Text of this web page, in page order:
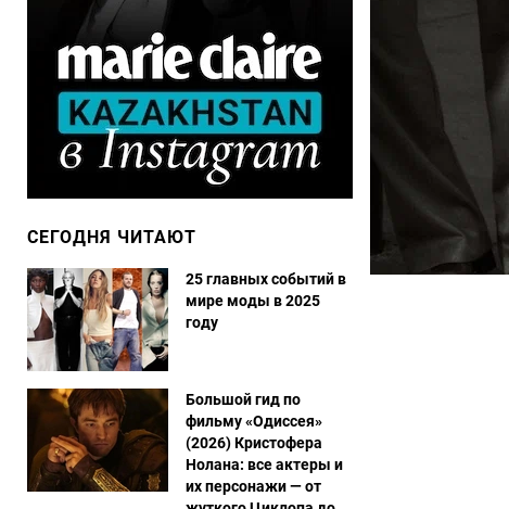
СЕГОДНЯ ЧИТАЮТ
25 главных событий в
мире моды в 2025
году
Большой гид по
фильму «Одиссея»
(2026) Кристофера
Нолана: все актеры и
их персонажи — от